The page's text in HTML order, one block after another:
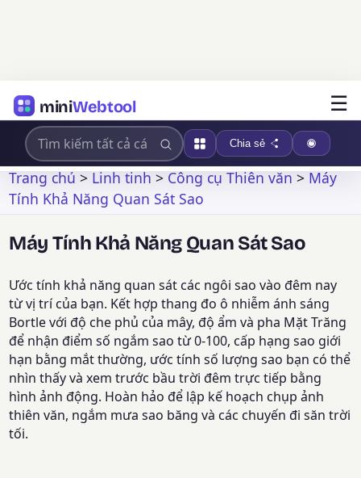
miniWebtool ☰
Chia sẻ
Trang chủ>Linh tinh>Công cụ Thiên văn>Máy
Tính Khả Năng Quan Sát Sao
Máy Tính Khả Năng Quan Sát Sao
Ước tính khả năng quan sát các ngôi sao vào đêm nay
từ vị trí của bạn. Kết hợp thang đo ô nhiễm ánh sáng
Bortle với độ che phủ của mây, độ ẩm và pha Mặt Trăng
để nhận điểm số ngắm sao từ 0-100, cấp hạng sao giới
hạn bằng mắt thường, ước tính số lượng sao bạn có thể
nhìn thấy và xem trước bầu trời đêm trực tiếp bằng
hình ảnh động. Hoàn hảo để lập kế hoạch chụp ảnh
thiên văn, ngắm mưa sao băng và các chuyến đi săn trời
tối.